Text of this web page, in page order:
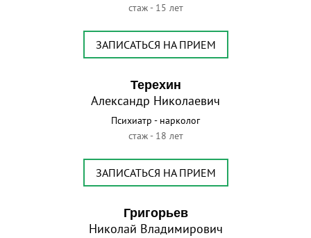
стаж - 15 лет
ЗАПИСАТЬСЯ НА ПРИЕМ
Терехин
Александр Николаевич
Психиатр - нарколог
стаж - 18 лет
ЗАПИСАТЬСЯ НА ПРИЕМ
Григорьев
Николай Владимирович